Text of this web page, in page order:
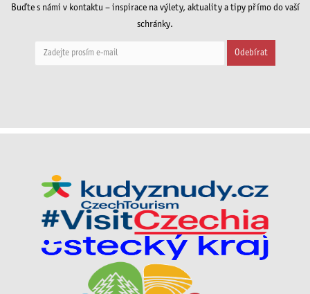
Buďte s námi v kontaktu – inspirace na výlety, aktuality a tipy přímo do vaší
schránky.
Odebírat